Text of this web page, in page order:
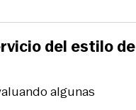
algunas
del estilo de